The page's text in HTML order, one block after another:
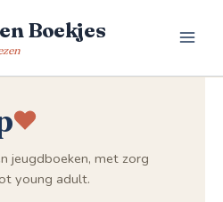
Boekjes
jeugdboeken, met zorg
young adult.